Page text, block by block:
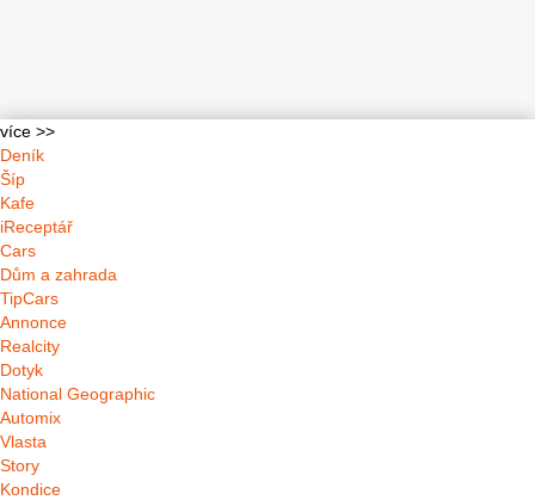
více >>
Deník
Šíp
Kafe
iReceptář
Cars
Dům a zahrada
TipCars
Annonce
Realcity
Dotyk
National Geographic
Automix
Vlasta
Story
Kondice